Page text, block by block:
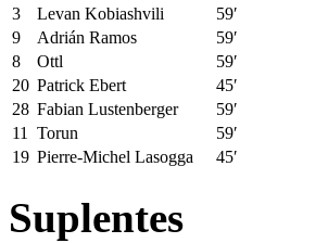
3
Levan Kobiashvili 59′
9
Adrián Ramos 59′
8
Ottl 59′
20 Patrick Ebert 45′
28 Fabian Lustenberger 59′
11
Torun 59′
19 Pierre-Michel Lasogga 45′
Suplentes